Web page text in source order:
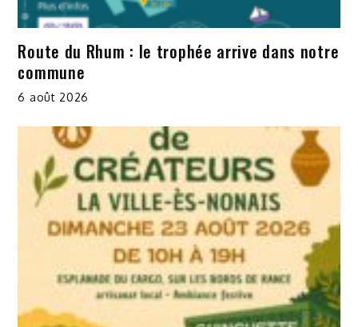
Route du Rhum : le trophée arrive dans notre
commune
6 août 2026